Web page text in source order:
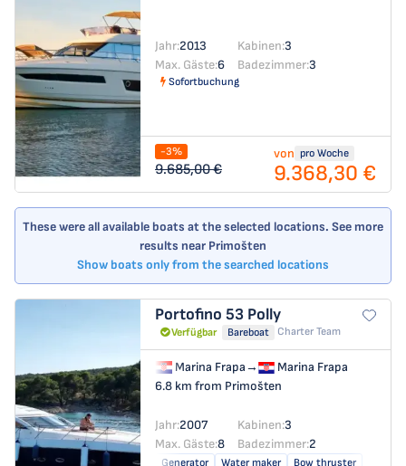
Jahr:2013 Kabinen:3
Max. Gäste:6 Badezimmer:3
Sofortbuchung
-3%
9.685,00 €
von pro Woche
9.368,30 €
These were all available boats at the selected locations. See more
results near Primošten
Show boats only from the searched locations
Portofino 53 Polly
Verfügbar Bareboat Charter Team
Marina Frapa→
Marina Frapa
6.8 km from Primošten
Jahr:2007 Kabinen:3
Max. Gäste:8 Badezimmer:2
Generator Water maker Bow thruster